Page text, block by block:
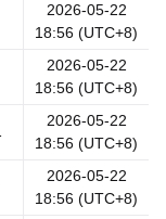
2026-05-22
18:56 (UTC+8)
2026-05-22
18:56 (UTC+8)
2026-05-22
18:56 (UTC+8)
2026-05-22
18:56 (UTC+8)